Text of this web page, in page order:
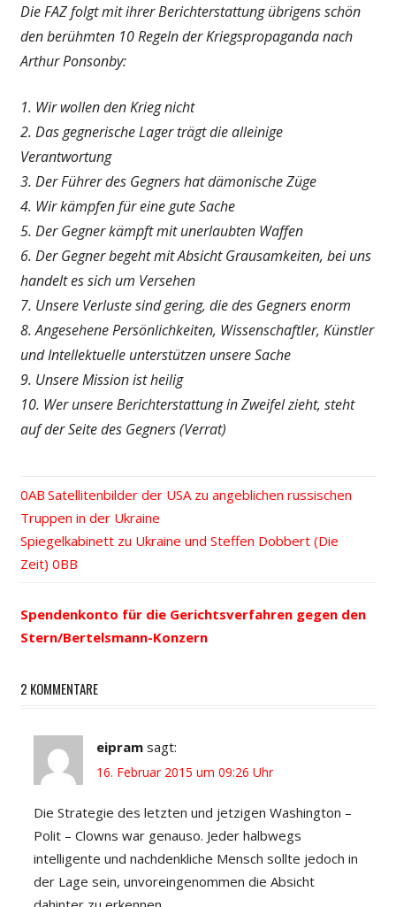
Die FAZ folgt mit ihrer Berichterstattung übrigens schön
den berühmten 10 Regeln der Kriegspropaganda nach
Arthur Ponsonby:
1. Wir wollen den Krieg nicht
2. Das gegnerische Lager trägt die alleinige
Verantwortung
3. Der Führer des Gegners hat dämonische Züge
4. Wir kämpfen für eine gute Sache
5. Der Gegner kämpft mit unerlaubten Waffen
6. Der Gegner begeht mit Absicht Grausamkeiten, bei uns
handelt es sich um Versehen
7. Unsere Verluste sind gering, die des Gegners enorm
8. Angesehene Persönlichkeiten, Wissenschaftler, Künstler
und Intellektuelle unterstützen unsere Sache
9. Unsere Mission ist heilig
10. Wer unsere Berichterstattung in Zweifel zieht, steht
auf der Seite des Gegners (Verrat)
Beitrags-
Navigation
Vorheriger
Beitrag:
Satellitenbilder der USA zu angeblichen russischen
Truppen in der Ukraine
Nächster
Beitrag:
Spiegelkabinett zu Ukraine und Steffen Dobbert (Die
Zeit)
Spendenkonto für die Gerichtsverfahren gegen den
Stern/Bertelsmann-Konzern
2 KOMMENTARE
eipram sagt:
16. Februar 2015 um 09:26 Uhr
Die Strategie des letzten und jetzigen Washington –
Polit – Clowns war genauso. Jeder halbwegs
intelligente und nachdenkliche Mensch sollte jedoch in
der Lage sein, unvoreingenommen die Absicht